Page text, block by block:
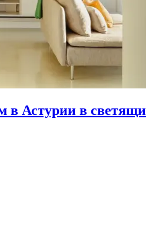
в Астурии в